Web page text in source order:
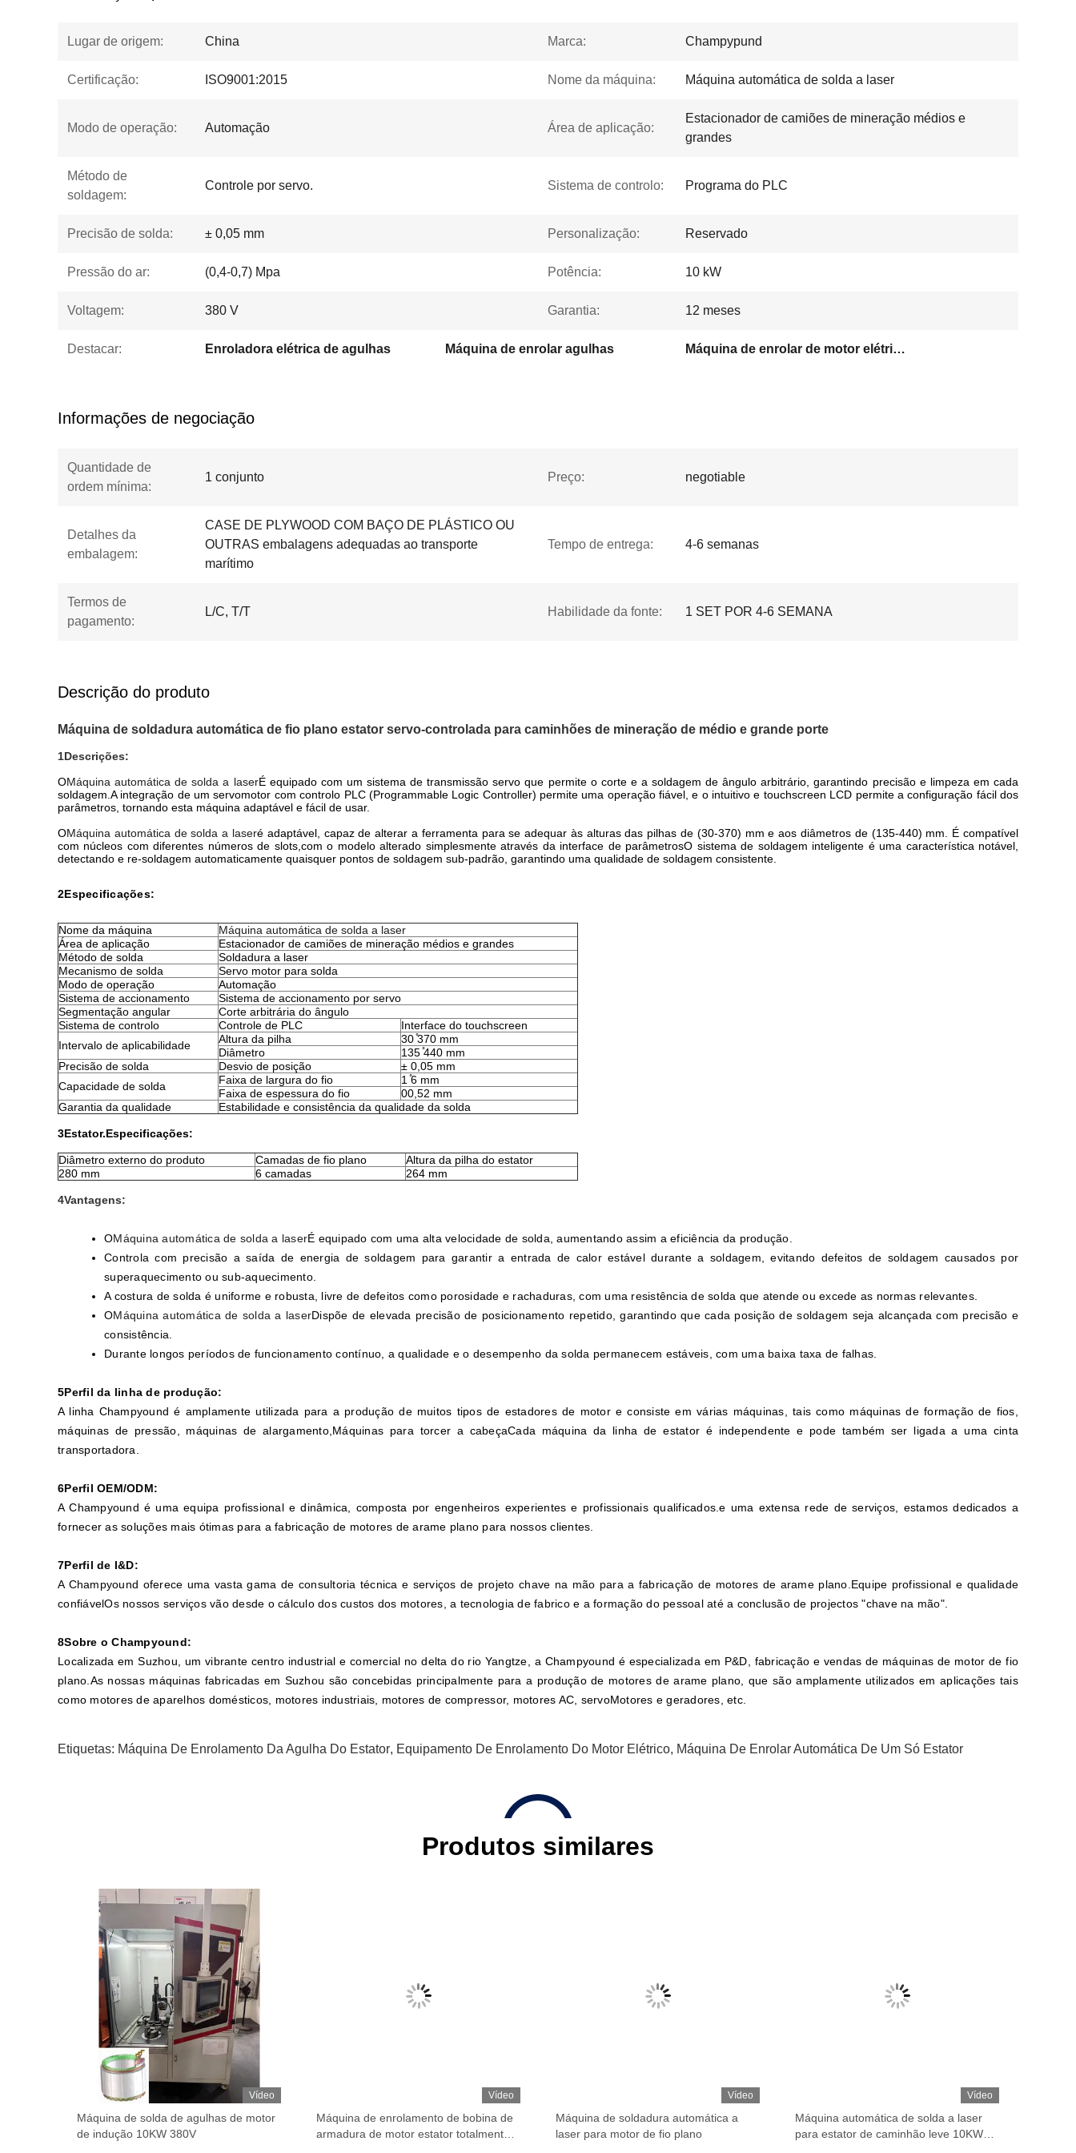
Lugar de origem: China Marca: Champypund
Certificação: ISO9001:2015 Nome da máquina: Máquina automática de solda a laser
Modo de operação: Automação Área de aplicação:
Estacionador de camiões de mineração médios e
grandes
Método de
soldagem:
Controle por servo. Sistema de controlo: Programa do PLC
Precisão de solda: ± 0,05 mm Personalização: Reservado
Pressão do ar: (0,4-0,7) Mpa Potência: 10 kW
Voltagem: 380 V Garantia: 12 meses
Destacar: Enroladora elétrica de agulhas Máquina de enrolar agulhas Máquina de enrolar de motor elétrico automático PLC
Informações de negociação
Quantidade de
ordem mínima:
1 conjunto Preço: negotiable
Detalhes da
embalagem:
CASE DE PLYWOOD COM BAÇO DE PLÁSTICO OU
OUTRAS embalagens adequadas ao transporte
marítimo
Tempo de entrega: 4-6 semanas
Termos de
pagamento:
L/C, T/T Habilidade da fonte: 1 SET POR 4-6 SEMANA
Descrição do produto
Máquina de soldadura automática de fio plano estator servo-controlada para caminhões de mineração de médio e grande porte
1Descrições:
OMáquina automática de solda a laserÉ equipado com um sistema de transmissão servo que permite o corte e a soldagem de ângulo arbitrário, garantindo precisão e limpeza em cada
soldagem.A integração de um servomotor com controlo PLC (Programmable Logic Controller) permite uma operação fiável, e o intuitivo e touchscreen LCD permite a configuração fácil dos
parâmetros, tornando esta máquina adaptável e fácil de usar.
OMáquina automática de solda a laseré adaptável, capaz de alterar a ferramenta para se adequar às alturas das pilhas de (30-370) mm e aos diâmetros de (135-440) mm. É compatível
com núcleos com diferentes números de slots,com o modelo alterado simplesmente através da interface de parâmetrosO sistema de soldagem inteligente é uma característica notável,
detectando e re-soldagem automaticamente quaisquer pontos de soldagem sub-padrão, garantindo uma qualidade de soldagem consistente.
2Especificações:
Nome da máquina
Máquina automática de solda a laser
Área de aplicação
Estacionador de camiões de mineração médios e grandes
Método de solda
Soldadura a laser
Mecanismo de solda
Servo motor para solda
Modo de operação
Automação
Sistema de accionamento
Sistema de accionamento por servo
Segmentação angular
Corte arbitrária do ângulo
Sistema de controlo
Controle de PLC
Interface do touchscreen
Intervalo de aplicabilidade
Altura da pilha
30 ̊370 mm
Diâmetro
135 ̊440 mm
Precisão de solda
Desvio de posição
± 0,05 mm
Capacidade de solda
Faixa de largura do fio
1 ̊6 mm
Faixa de espessura do fio
00,52 mm
Garantia da qualidade
Estabilidade e consistência da qualidade da solda
3Estator.Especificações:
Diâmetro externo do produto Camadas de fio plano
Altura da pilha do estator
280 mm
6 camadas 264 mm
4Vantagens:
OMáquina automática de solda a laserÉ equipado com uma alta velocidade de solda, aumentando assim a eficiência da produção.
Controla com precisão a saída de energia de soldagem para garantir a entrada de calor estável durante a soldagem, evitando defeitos de soldagem causados por
superaquecimento ou sub-aquecimento.
A costura de solda é uniforme e robusta, livre de defeitos como porosidade e rachaduras, com uma resistência de solda que atende ou excede as normas relevantes.
OMáquina automática de solda a laserDispõe de elevada precisão de posicionamento repetido, garantindo que cada posição de soldagem seja alcançada com precisão e
consistência.
Durante longos períodos de funcionamento contínuo, a qualidade e o desempenho da solda permanecem estáveis, com uma baixa taxa de falhas.
5Perfil da linha de produção:
A linha Champyound é amplamente utilizada para a produção de muitos tipos de estadores de motor e consiste em várias máquinas, tais como máquinas de formação de fios,
máquinas de pressão, máquinas de alargamento,Máquinas para torcer a cabeçaCada máquina da linha de estator é independente e pode também ser ligada a uma cinta
transportadora.
6Perfil OEM/ODM:
A Champyound é uma equipa profissional e dinâmica, composta por engenheiros experientes e profissionais qualificados.e uma extensa rede de serviços, estamos dedicados a
fornecer as soluções mais ótimas para a fabricação de motores de arame plano para nossos clientes.
7Perfil de I&D:
A Champyound oferece uma vasta gama de consultoria técnica e serviços de projeto chave na mão para a fabricação de motores de arame plano.Equipe profissional e qualidade
confiávelOs nossos serviços vão desde o cálculo dos custos dos motores, a tecnologia de fabrico e a formação do pessoal até a conclusão de projectos "chave na mão".
8Sobre o Champyound:
Localizada em Suzhou, um vibrante centro industrial e comercial no delta do rio Yangtze, a Champyound é especializada em P&D, fabricação e vendas de máquinas de motor de fio
plano.As nossas máquinas fabricadas em Suzhou são concebidas principalmente para a produção de motores de arame plano, que são amplamente utilizados em aplicações tais
como motores de aparelhos domésticos, motores industriais, motores de compressor, motores AC, servoMotores e geradores, etc.
Etiquetas: Máquina De Enrolamento Da Agulha Do Estator, Equipamento De Enrolamento Do Motor Elétrico, Máquina De Enrolar Automática De Um Só Estator
Produtos similares
Vídeo
Máquina de solda de agulhas de motor
de indução 10KW 380V
Vídeo
Máquina de enrolamento de bobina de
armadura de motor estator totalmente
Vídeo
Máquina de soldadura automática a
laser para motor de fio plano
Vídeo
Máquina automática de solda a laser
para estator de caminhão leve 10KW